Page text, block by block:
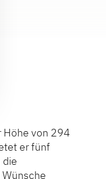
Höhe von 294
er fünf
die